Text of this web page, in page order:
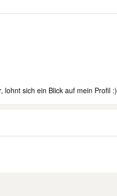
lohnt sich ein Blick auf mein Profil :)